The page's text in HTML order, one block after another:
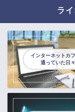
ラ
インターネットカ
通っていた日々